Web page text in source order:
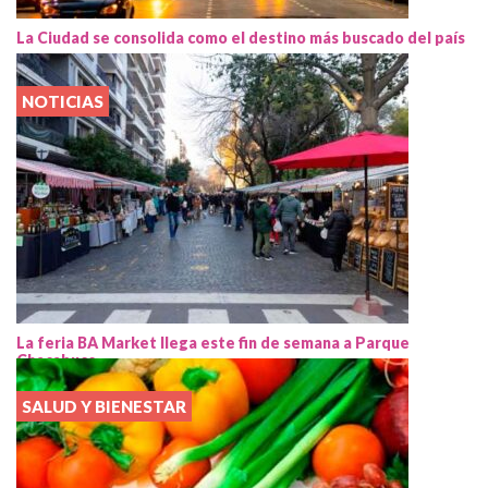
La Ciudad se consolida como el destino más buscado del país
NOTICIAS
La feria BA Market llega este fin de semana a Parque
Chacabuco
SALUD Y BIENESTAR